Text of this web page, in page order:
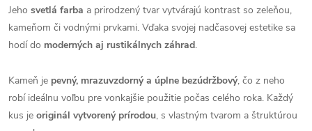
Jeho svetlá farba a prirodzený tvar vytvárajú kontrast so zeleňou,
kameňom či vodnými prvkami. Vďaka svojej nadčasovej estetike sa
hodí do moderných aj rustikálnych záhrad.
Kameň je pevný, mrazuvzdorný a úplne bezúdržbový, čo z neho
robí ideálnu voľbu pre vonkajšie použitie počas celého roka. Každý
kus je originál vytvorený prírodou, s vlastným tvarom a štruktúrou